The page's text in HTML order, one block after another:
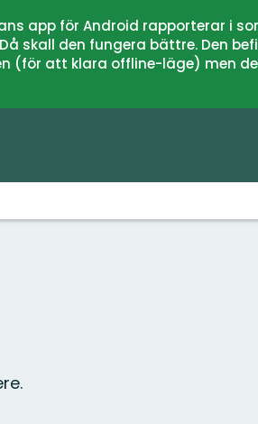
app för Android rapporterar i
skall den fungera bättre. Den
(för att klara offline-läge) men